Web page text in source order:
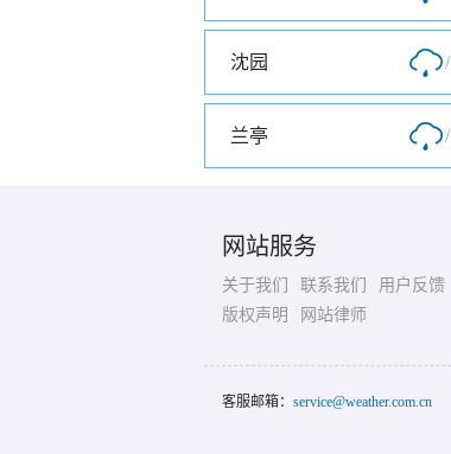
沈园 /
兰亭 /
网站服务
关于我们 联系我们
用户反馈
版权声明
网站律师
客服邮箱： service@weather.com.cn